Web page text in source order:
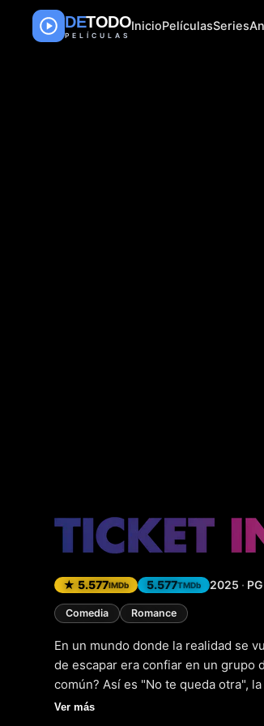
DETODO
PELÍCULAS
InicioPelículasSeries
No te
★ 5.577IMDb 5.577TMDb 2025 ·
Comedia Romance
En un mundo donde la realidad se
de escapar era confiar en un grupo
común? Así es "No te queda otra",
2026. Con un elenco diverso y
Ver más